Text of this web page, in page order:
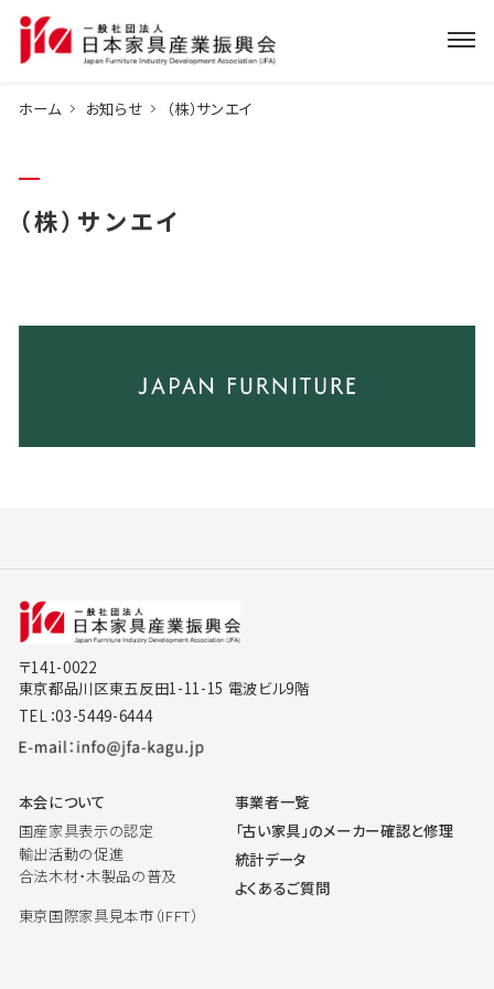
ホーム お知らせ （株）サンエイ
（株）サンエイ
〒141-0022
東京都品川区東五反田1-11-15 電波ビル9階
TEL：03-5449-6444
本会について
国産家具表示の認定
輸出活動の促進
合法木材・木製品の普及
東京国際家具見本市（IFFT）
事業者一覧
「古い家具」のメーカー確認と修理
統計データ
よくあるご質問